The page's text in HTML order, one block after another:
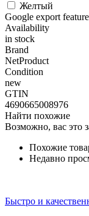
Желтый
Google export
Availability
in stock
Brand
NetProduct
Condition
new
GTIN
4690665008976
Найти похожие
Возможно, вас это
Похожие
Недавно
Быстро и